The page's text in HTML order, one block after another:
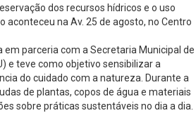
dos recursos hídricos e o uso
aconteceu na Av. 25 de agosto, no Centro
parceria com a Secretaria Municipal de
e teve como objetivo sensibilizar a
do cuidado com a natureza. Durante a
de plantas, copos de água e materiais
sobre práticas sustentáveis no dia a dia.